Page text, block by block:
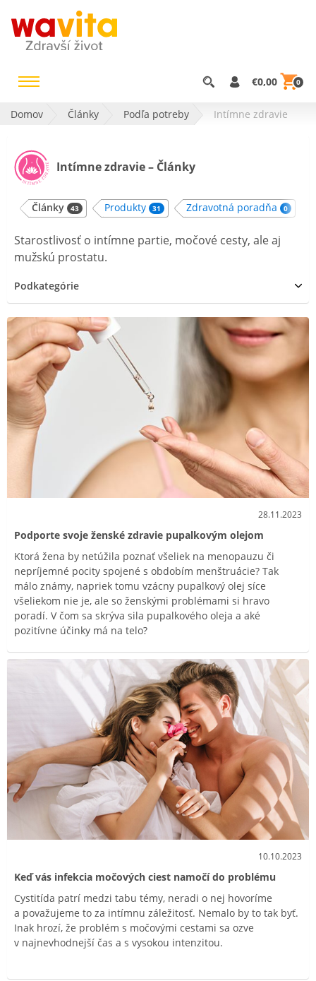
€0,00 0
Domov Články Podľa potreby Intímne zdravie
Intímne zdravie – Články
Články 43 Produkty 31 Zdravotná poradňa 0
Starostlivosť o intímne partie, močové cesty, ale aj
mužskú prostatu.
Podkategórie
28.11.2023
Podporte svoje ženské zdravie pupalkovým olejom
Ktorá žena by netúžila poznať všeliek na menopauzu či
nepríjemné pocity spojené s obdobím menštruácie? Tak
málo známy, napriek tomu vzácny pupalkový olej síce
všeliekom nie je, ale so ženskými problémami si hravo
poradí. V čom sa skrýva sila pupalkového oleja a aké
pozitívne účinky má na telo?
10.10.2023
Keď vás infekcia močových ciest namočí do problému
Cystitída patrí medzi tabu témy, neradi o nej hovoríme
a považujeme to za intímnu záležitosť. Nemalo by to tak byť.
Inak hrozí, že problém s močovými cestami sa ozve
v najnevhodnejší čas a s vysokou intenzitou.